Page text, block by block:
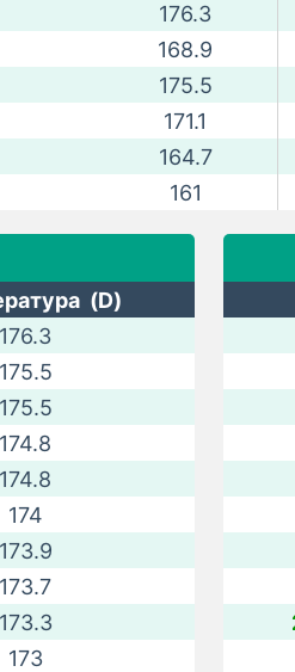
176.3
168.9
175.5
171.1
164.7
161
(D)
176.3
175.5
175.5
174.8
174.8
174
173.9
173.7
173.3
173